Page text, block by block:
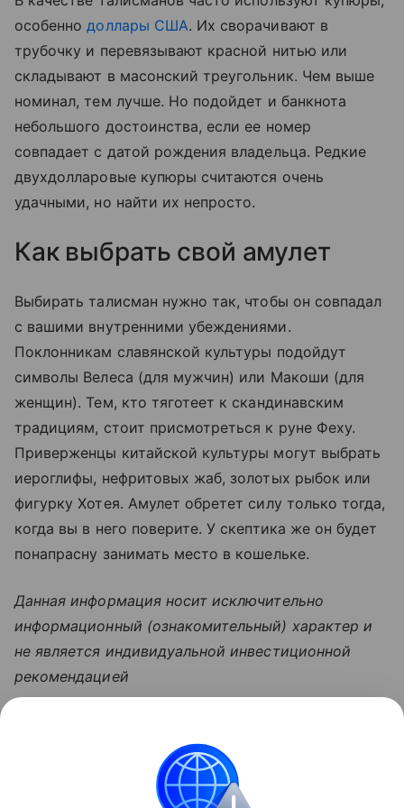
особеннодоллары США. Их сворачивают в
трубочку и перевязывают красной нитью или
складывают в масонский треугольник. Чем выше
номинал, тем лучше. Но подойдет и банкнота
небольшого достоинства, если ее номер
совпадает с датой рождения владельца. Редкие
двухдолларовые купюры считаются очень
удачными, но найти их непросто.
Как выбрать свой амулет
Выбирать талисман нужно так, чтобы он совпадал
с вашими внутренними убеждениями.
Поклонникам славянской культуры подойдут
символы Велеса (для мужчин) или Макоши (для
женщин). Тем, кто тяготеет к скандинавским
традициям, стоит присмотреться к руне Феху.
Приверженцы китайской культуры могут выбрать
иероглифы, нефритовых жаб, золотых рыбок или
фигурку Хотея. Амулет обретет силу только тогда,
когда вы в него поверите. У скептика же он будет
понапрасну занимать место в кошельке.
Данная информация носит исключительно
информационный (ознакомительный) характер и
не является индивидуальной инвестиционной
рекомендацией
Доход: 5 основных видов
Рассказываем, что такое доход, какие бывают виды
и источники поступлений, а также какие активы